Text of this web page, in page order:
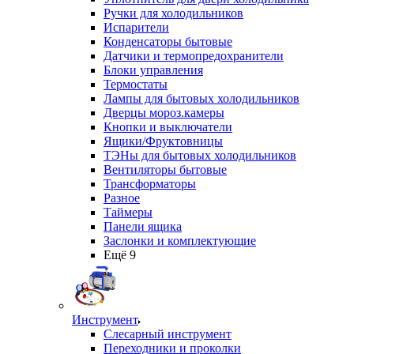
Ручки для холодильников
Испарители
Конденсаторы бытовые
Датчики и термопредохранители
Блоки управления
Термостаты
Лампы для бытовых холодильников
Дверцы мороз.камеры
Кнопки и выключатели
Ящики/Фруктовницы
ТЭНы для бытовых холодильников
Вентиляторы бытовые
Трансформаторы
Разное
Таймеры
Панели ящика
Заслонки и комплектующие
Ещё 9
Инструмент
Слесарный инструмент
Переходники и проколки